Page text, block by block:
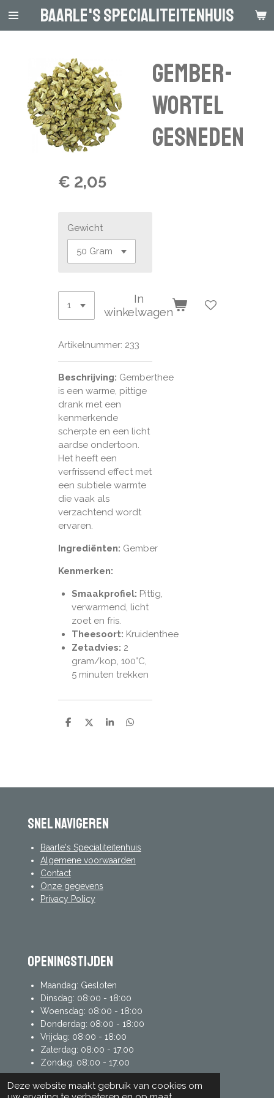
Deze website maakt gebruik van cookies om
Ga
hoofdinhoud
Baarle's Specialiteitenhuis
Gember-
wortel
gesneden
€ 2,05
Gewicht
In
winkelwagen
Artikelnummer: 233
Beschrijving: Gemberthee
is een warme, pittige
drank met een
kenmerkende
scherpte en een licht
aardse ondertoon.
Het heeft een
verfrissend effect met
een subtiele warmte
die vaak als
verzachtend wordt
ervaren.
Ingrediënten: Gember
Kenmerken:
Smaakprofiel: Pittig,
verwarmend, licht
zoet en fris.
Theesoort: Kruidenthee
Zetadvies: 2
gram/kop, 100°C,
5 minuten trekken
D
D
S
D
Snel navigeren
Baarle's Specialiteitenhuis
Algemene voorwaarden
Contact
Onze gegevens
Privacy Policy
Openingstijden
Maandag: Gesloten
Dinsdag: 08:00 - 18:00
Woensdag: 08:00 - 18:00
Donderdag: 08:00 - 18:00
Vrijdag: 08:00 - 18:00
Zaterdag: 08:00 - 17:00
Zondag: 08:00 - 17:00